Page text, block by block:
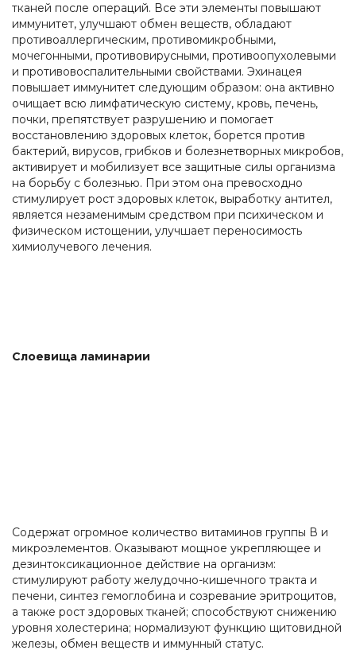
тканей после операций. Все эти элементы повышают
иммунитет, улучшают обмен веществ, обладают
противоаллергическим, противомикробными,
мочегонными, противовирусными, противоопухолевыми
и противовоспалительными свойствами. Эхинацея
повышает иммунитет следующим образом: она активно
очищает всю лимфатическую систему, кровь, печень,
почки, препятствует разрушению и помогает
восстановлению здоровых клеток, борется против
бактерий, вирусов, грибков и болезнетворных микробов,
активирует и мобилизует все защитные силы организма
на борьбу с болезнью. При этом она превосходно
стимулирует рост здоровых клеток, выработку антител,
является незаменимым средством при психическом и
физическом истощении, улучшает переносимость
химиолучевого лечения.
Слоевища ламинарии
Содержат огромное количество витаминов группы В и
микроэлементов. Оказывают мощное укрепляющее и
дезинтоксикационное действие на организм:
стимулируют работу желудочно-кишечного тракта и
печени, синтез гемоглобина и созревание эритроцитов,
а также рост здоровых тканей; способствуют снижению
уровня холестерина; нормализуют функцию щитовидной
железы, обмен веществ и иммунный статус.